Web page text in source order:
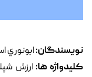
نویسندگان:
کلیدواژه ها: ارزش